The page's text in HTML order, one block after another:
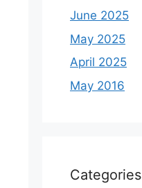
June 2025
May 2025
April 2025
May 2016
Categories